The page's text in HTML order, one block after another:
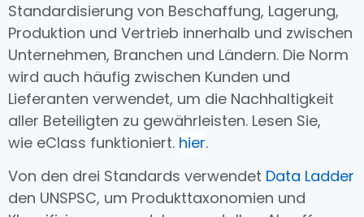
Standardisierung von Beschaffung, Lagerung,
Produktion und Vertrieb innerhalb und zwischen
Unternehmen, Branchen und Ländern. Die Norm
wird auch häufig zwischen Kunden und
Lieferanten verwendet, um die Nachhaltigkeit
aller Beteiligten zu gewährleisten. Lesen Sie,
wie eClass funktioniert. hier.
Von den drei Standards verwendet Data Ladder
den UNSPSC, um Produkttaxonomien und